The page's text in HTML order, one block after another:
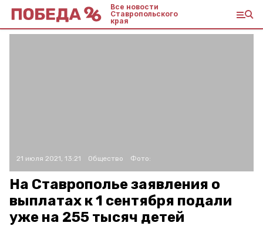
Все новости
Ставропольского
края
21 июля 2021, 13:21 Общество Фото:
На Ставрополье заявления о
выплатах к 1 сентября подали
уже на 255 тысяч детей